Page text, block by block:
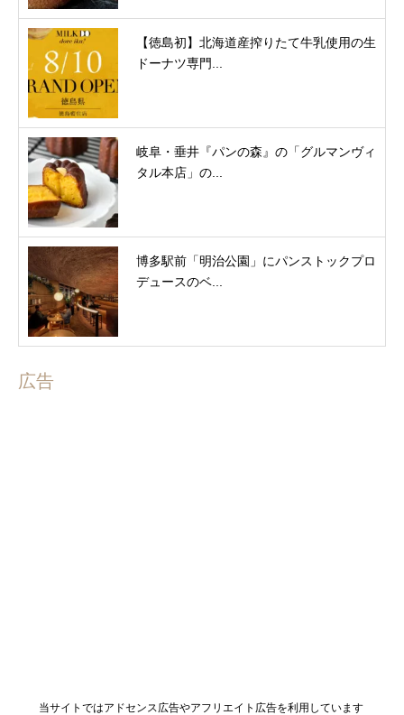
【徳島初】北海道産搾りたて牛乳使用の生
ドーナツ専門...
岐阜・垂井『パンの森』の「グルマンヴィ
タル本店」の...
博多駅前「明治公園」にパンストックプロ
デュースのベ...
広告
当サイトではアドセンス広告やアフリエイト広告を利用しています